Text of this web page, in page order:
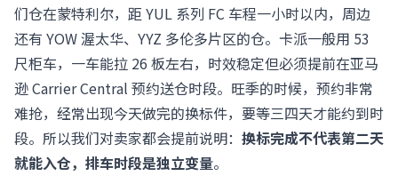
们仓在蒙特利尔，距 YUL 系列 FC 车程一小时以内，周边
还有 YOW 渥太华、YYZ 多伦多片区的仓。卡派一般用 53
尺柜车，一车能拉 26 板左右，时效稳定但必须提前在亚马
逊 Carrier Central 预约送仓时段。旺季的时候，预约非常
难抢，经常出现今天做完的换标件，要等三四天才能约到时
段。所以我们对卖家都会提前说明： 换标完成不代表第二天
就能入仓，排车时段是独立变量。